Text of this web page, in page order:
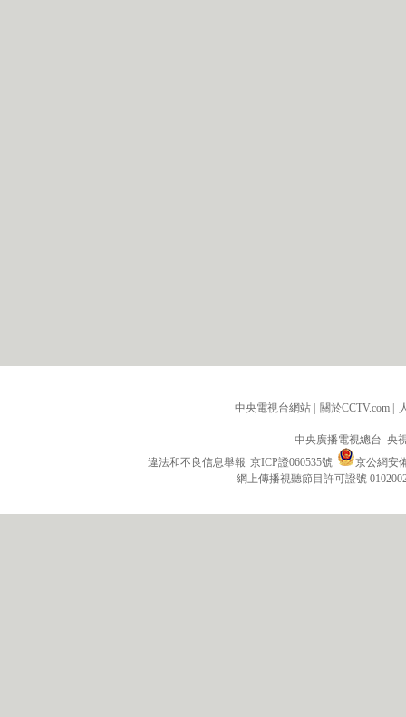
中央電視台網站 | 關於CCTV.com |
中央廣播電視總台 央
違法和不良信息舉報 京ICP證060535號
京公網安
網上傳播視聽節目許可證號